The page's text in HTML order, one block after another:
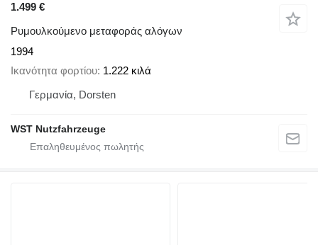
1.499 €
Ρυμουλκούμενο μεταφοράς αλόγων
1994
Ικανότητα φορτίου 1.222 κιλά
Γερμανία, Dorsten
WST Nutzfahrzeuge